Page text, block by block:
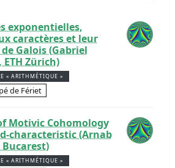
exponentielles,
caractères et leur
Galois (Gabriel
ETH Zürich)
« ARITHMÉTIQUE »
de Fériet
Motivic Cohomology
characteristic (Arnab
« ARITHMÉTIQUE »